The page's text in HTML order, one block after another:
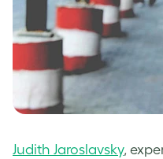
Judith Jaroslavsky,